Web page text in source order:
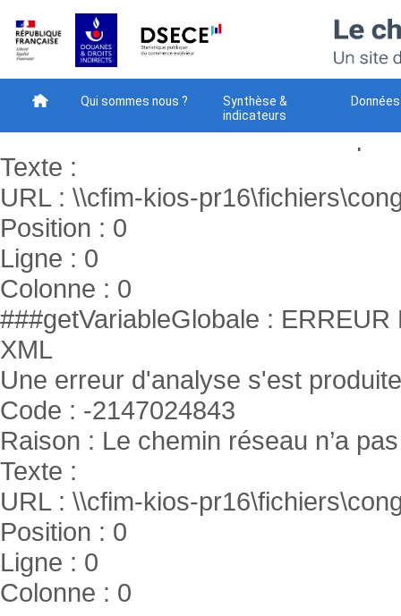
###getVariableGlobale :
XML
Une erreur d'analyse s'est
Code : -2147024843
Raison : Le chemin réseau n’a
Texte :
URL : \\cfim-kios-
Position : 0
Ligne : 0
Colonne : 0
###getVariableGlobale :
XML
Une erreur d'analyse s'est
Code : -2147024843
Raison : Le chemin réseau n’a
Texte :
URL : \\cfim-kios-
Position : 0
Ligne : 0
Colonne : 0
Qui sommes nous ? Synthèse &
indicateurs
Données